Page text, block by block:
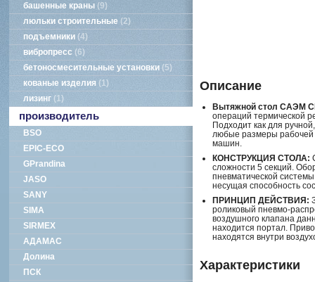
башенные краны 9
люльки строительные 2
подъемники 4
вибропресс 6
бетоносмесительные установки 5
кованые изделия
1
лизинг 1
производитель
BSO
EPIC-ECO
GPrandina
JASO
SANY
SIMA
SIRMEX
АДАМАС
Долина
ПСК
Описание
Вытяжной стол САЭМ
операций термической
Подходит как для
любые размеры рабочей
машин.
КОНСТРУКЦИЯ СТОЛА:
сложности 5 секций.
пневматической
несущая способность
ПРИНЦИП ДЕЙСТВИЯ:
роликовый пневмо-
воздушного клапана
находится портал.
находятся внутри
Характеристики